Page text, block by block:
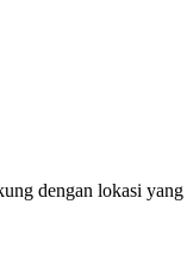
dengan lokasi